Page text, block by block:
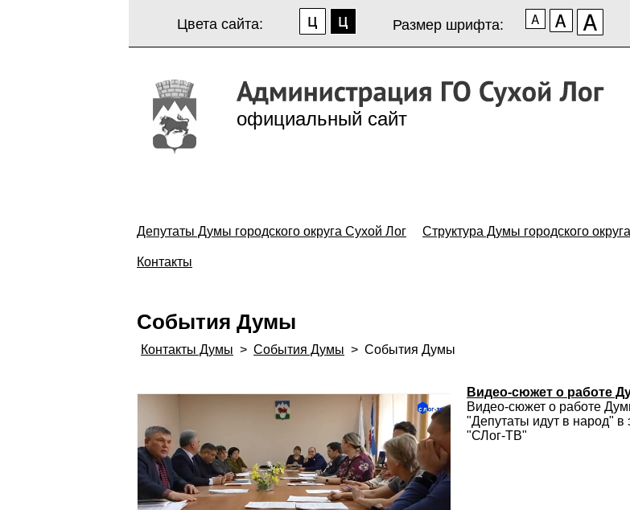
Цвета сайта: Размер шрифта:
официальный сайт
Депутаты Думы городского округа Сухой Лог Структура Думы городского
Контакты
События Думы
Контакты Думы > События Думы > События Думы
Видео-сюжет о работе
Видео-сюжет о работе
"Депутаты идут в народ"
"СЛог-ТВ"